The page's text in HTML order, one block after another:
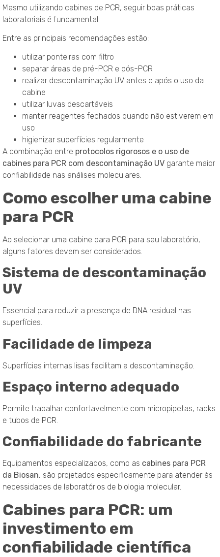
Mesmo utilizando cabines de PCR, seguir boas práticas
laboratoriais é fundamental.
Entre as principais recomendações estão:
utilizar ponteiras com filtro
separar áreas de pré-PCR e pós-PCR
realizar descontaminação UV antes e após o uso da
cabine
utilizar luvas descartáveis
manter reagentes fechados quando não estiverem em
uso
higienizar superfícies regularmente
A combinação entre protocolos rigorosos e o uso de
cabines para PCR com descontaminação UV garante maior
confiabilidade nas análises moleculares.
Como escolher uma cabine
para PCR
Ao selecionar uma cabine para PCR para seu laboratório,
alguns fatores devem ser considerados.
Sistema de descontaminação
UV
Essencial para reduzir a presença de DNA residual nas
superfícies.
Facilidade de limpeza
Superfícies internas lisas facilitam a descontaminação.
Espaço interno adequado
Permite trabalhar confortavelmente com micropipetas, racks
e tubos de PCR.
Confiabilidade do fabricante
Equipamentos especializados, como as cabines para PCR
da Biosan, são projetados especificamente para atender às
necessidades de laboratórios de biologia molecular.
Cabines para PCR: um
investimento em
confiabilidade científica